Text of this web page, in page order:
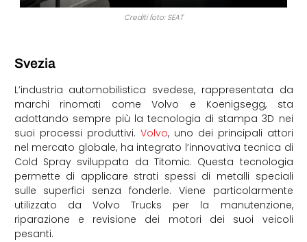
Crediti foto: SEAT
Svezia
L’industria automobilistica svedese, rappresentata da
marchi rinomati come Volvo e Koenigsegg, sta
adottando sempre più la tecnologia di stampa 3D nei
suoi processi produttivi. Volvo, uno dei principali attori
nel mercato globale, ha integrato l’innovativa tecnica di
Cold Spray sviluppata da Titomic. Questa tecnologia
permette di applicare strati spessi di metalli speciali
sulle superfici senza fonderle. Viene particolarmente
utilizzato da Volvo Trucks per la manutenzione,
riparazione e revisione dei motori dei suoi veicoli
pesanti.